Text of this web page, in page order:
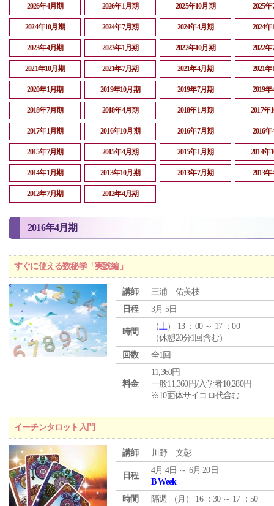
2026年4月期 2026年1月期 2025年10月期 2025
2024年10月期 2024年7月期 2024年4月期 2024
2023年4月期 2023年1月期 2022年10月期 2022
2021年10月期 2021年7月期 2021年4月期 2021
2020年1月期 2019年10月期 2019年7月期 2019
2018年7月期 2018年4月期 2018年1月期 2017年
2017年1月期 2016年10月期 2016年7月期 2016
2015年7月期 2015年4月期 2015年1月期 2014年
2014年1月期 2013年10月期 2013年7月期 2013
2012年7月期 2012年4月期
2016年4月期
すぐに使える数秘学「実践編」
講師
三浦 佑美枝
日程
3月 5日
時間
（土） 13 ：00 ～ 17 ：00
（休憩20分1回含む）
回数
全1回
料金
11,360円
一般11,360円/入学者10,280円
※10面体サイコロ代含む
イーチンタロット入門
講師 川野 文彰
日程
4月 4日 ～ 6月 20日
B Week
時間
隔週 （ 月 ） 16 ：30 ～ 17 ：50